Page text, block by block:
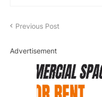
Previous Post
Advertisement